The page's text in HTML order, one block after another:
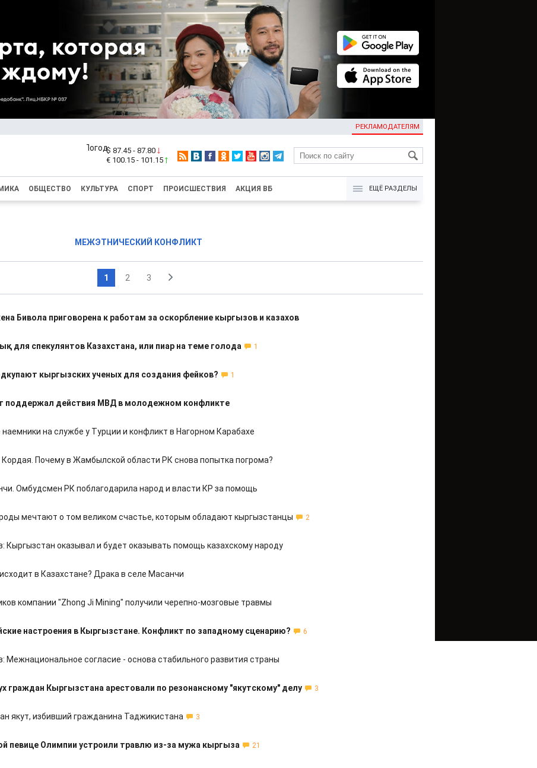
РЕКЛАМОДАТЕЛЯМ
KG
$ 87.45 - 87.80
€ 100.15 - 101.15
ОБЩЕСТВО КУЛЬТУРА СПОРТ ПРОИСШЕСТВИЯ АКЦИЯ ВБ ЕЩЁ РАЗДЕЛЫ
МЕЖЭТНИЧЕСКИЙ КОНФЛИКТ
1 2 3
Бивола приговорена к работам за оскорбление кыргызов и казахов
для спекулянтов Казахстана, или пиар на теме голода 1
кыргызских ученых для создания фейков? 1
поддержал действия МВД в молодежном конфликте
наемники на службе у Турции и конфликт в Нагорном Карабахе
Кордая. Почему в Жамбылской области РК снова попытка погрома?
Омбудсмен РК поблагодарила народ и власти КР за помощь
мечтают о том великом счастье, которым обладают кыргызстанцы 2
Кыргызстан оказывал и будет оказывать помощь казахскому народу
в Казахстане? Драка в селе Масанчи
компании "Zhong Ji Mining" получили черепно-мозговые травмы
настроения в Кыргызстане. Конфликт по западному сценарию? 6
Межнациональное согласие - основа стабильного развития страны
граждан Кыргызстана арестовали по резонансному "якутскому" делу 3
якут, избивший гражданина Таджикистана 3
певице Олимпии устроили травлю из-за мужа кыргыза 21